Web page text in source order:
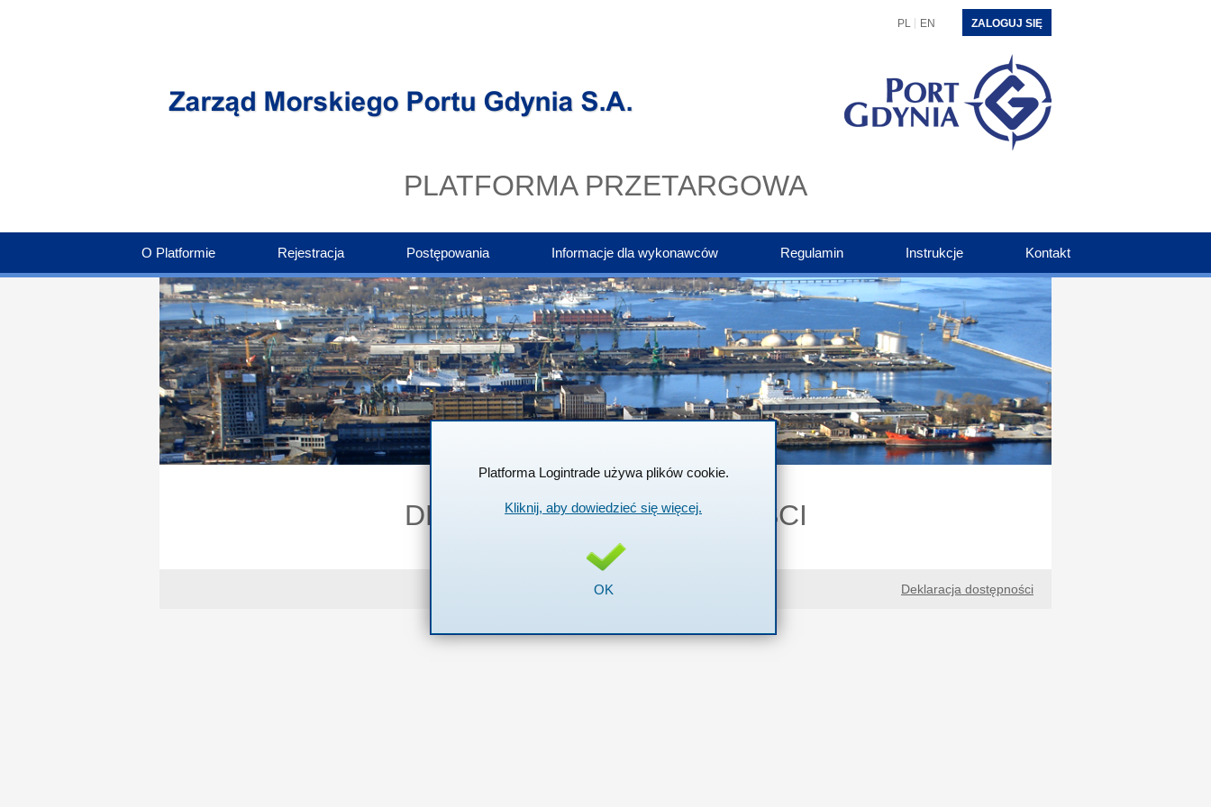
PL EN ZALOGUJ SIĘ
PLATFORMA PRZETARGOWA
O Platformie Rejestracja Postępowania Informacje dla wykonawców Regulamin Instrukcje Kontakt
DEKLARACJA DOSTĘPNOŚCI
Powered by Logintrade Deklaracja dostępności
Platforma Logintrade używa plików cookie.
Kliknij, aby dowiedzieć się więcej.
OK